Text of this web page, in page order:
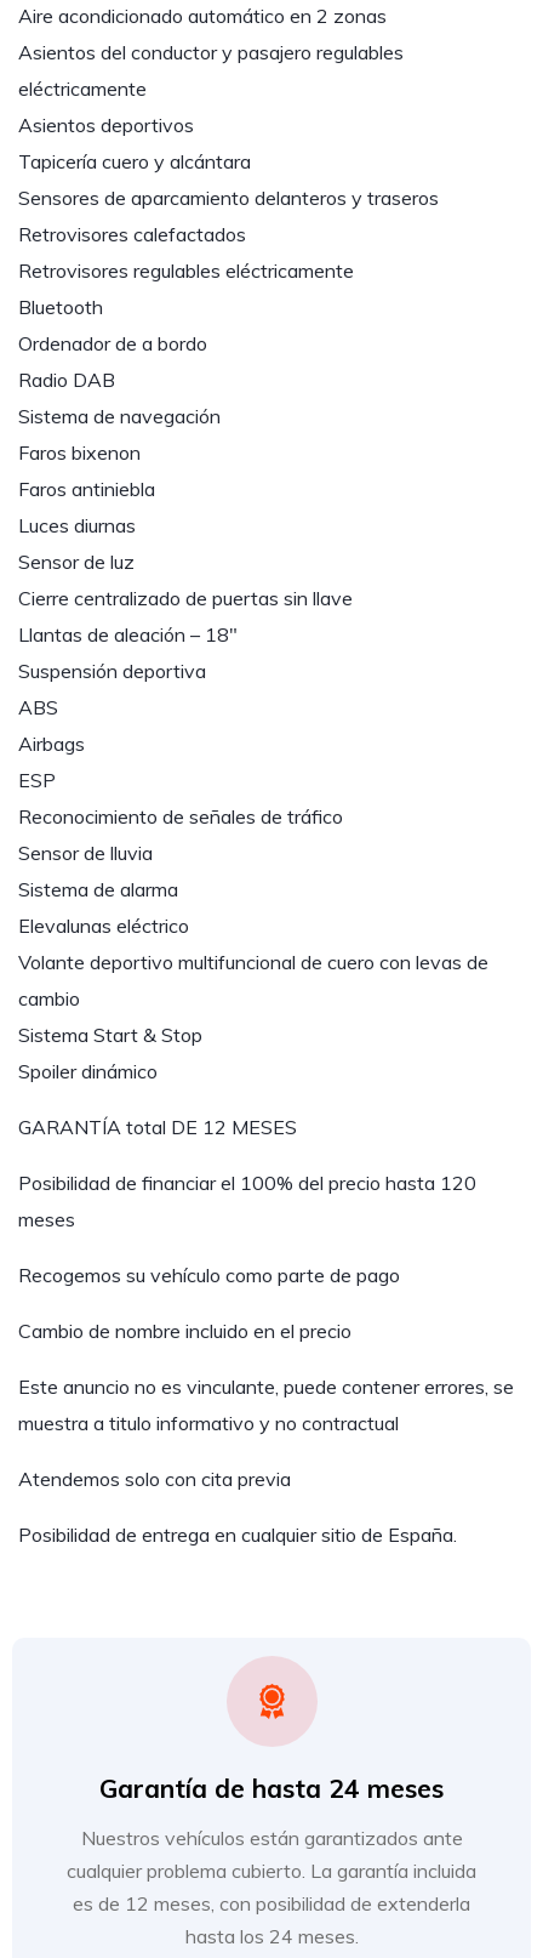
Aire acondicionado automático en 2 zonas
Asientos del conductor y pasajero regulables
eléctricamente
Asientos deportivos
Tapicería cuero y alcántara
Sensores de aparcamiento delanteros y traseros
Retrovisores calefactados
Retrovisores regulables eléctricamente
Bluetooth
Ordenador de a bordo
Radio DAB
Sistema de navegación
Faros bixenon
Faros antiniebla
Luces diurnas
Sensor de luz
Cierre centralizado de puertas sin llave
Llantas de aleación – 18″
Suspensión deportiva
ABS
Airbags
ESP
Reconocimiento de señales de tráfico
Sensor de lluvia
Sistema de alarma
Elevalunas eléctrico
Volante deportivo multifuncional de cuero con levas de
cambio
Sistema Start & Stop
Spoiler dinámico
GARANTÍA total DE 12 MESES
Posibilidad de financiar el 100% del precio hasta 120
meses
Recogemos su vehículo como parte de pago
Cambio de nombre incluido en el precio
Este anuncio no es vinculante, puede contener errores, se
muestra a titulo informativo y no contractual
Atendemos solo con cita previa
Posibilidad de entrega en cualquier sitio de España.
Garantía de hasta 24 meses
Nuestros vehículos están garantizados ante
cualquier problema cubierto. La garantía incluida
es de 12 meses, con posibilidad de extenderla
hasta los 24 meses.